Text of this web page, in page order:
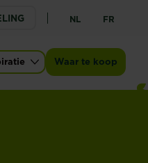
NL FR
Waar te koop